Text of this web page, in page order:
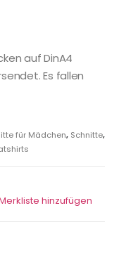
auf DinA4
Es fallen
für Mädchen, Schnitte,
hinzufügen